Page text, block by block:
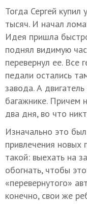
Тогда Сергей купил
тысяч. И начал
Идея пришла
поднял видимую
перевернул ее. Все
педали остались
завода. А
багажнике. Причем
два дня, во что
Изначально это
привлечения новых
такой: выехать на
обогнать, чтобы
«перевернутого»
конечно, свои же